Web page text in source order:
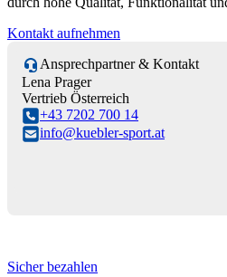
Kontakt aufnehmen
Ansprechpartner & Kontakt
Lena Prager
Vertrieb Österreich
+43 7202 700 14
info@kuebler-sport.at
Sicher bezahlen